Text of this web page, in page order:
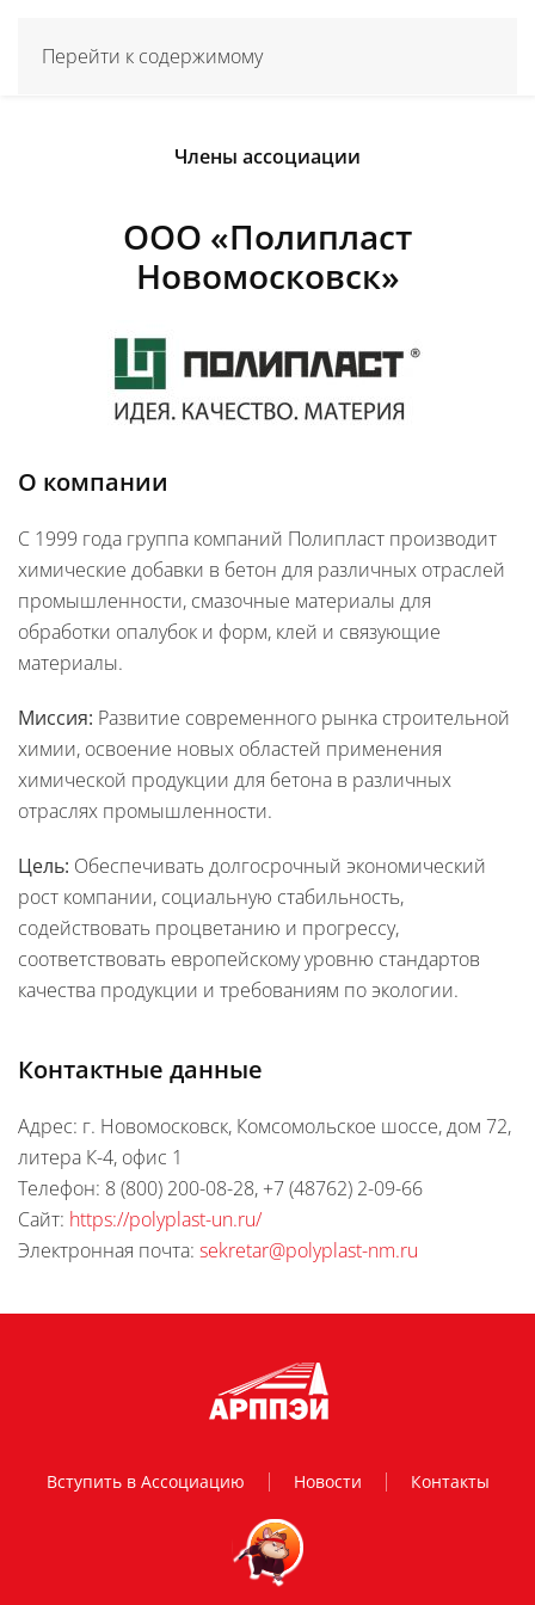
Перейти к содержимому
Члены ассоциации
ООО «Полипласт
Новомосковск»
О компании
С 1999 года группа компаний Полипласт производит
химические добавки в бетон для различных отраслей
промышленности, смазочные материалы для
обработки опалубок и форм, клей и связующие
материалы.
Миссия: Развитие современного рынка строительной
химии, освоение новых областей применения
химической продукции для бетона в различных
отраслях промышленности.
Цель: Обеспечивать долгосрочный экономический
рост компании, социальную стабильность,
содействовать процветанию и прогрессу,
соответствовать европейскому уровню стандартов
качества продукции и требованиям по экологии.
Контактные данные
Адрес: г. Новомосковск, Комсомольское шоссе, дом 72,
литера К-4, офис 1
Телефон: 8 (800) 200-08-28, +7 (48762) 2-09-66
Сайт: https://polyplast-un.ru/
Электронная почта: sekretar@polyplast-nm.ru
Вступить в Ассоциацию Новости Контакты